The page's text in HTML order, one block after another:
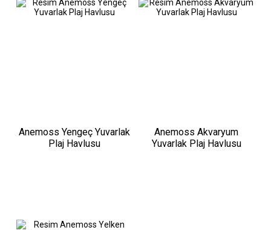
Anemoss Yengeç Yuvarlak
Plaj Havlusu
Anemoss Akvaryum
Yuvarlak Plaj Havlusu